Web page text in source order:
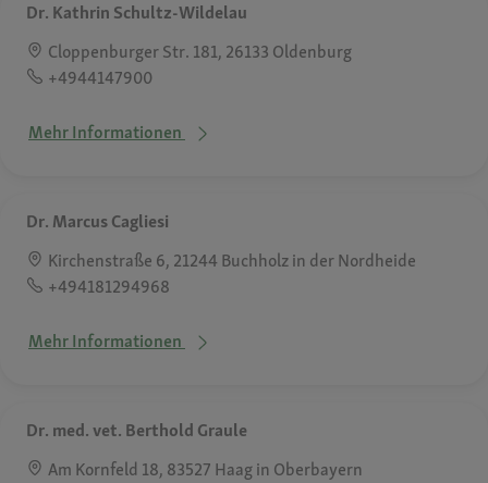
Dr. Kathrin Schultz-Wildelau
Cloppenburger Str. 181, 26133 Oldenburg
+4944147900
Mehr Informationen
Dr. Marcus Cagliesi
Kirchenstraße 6, 21244 Buchholz in der Nordheide
+494181294968
Mehr Informationen
Dr. med. vet. Berthold Graule
Am Kornfeld 18, 83527 Haag in Oberbayern